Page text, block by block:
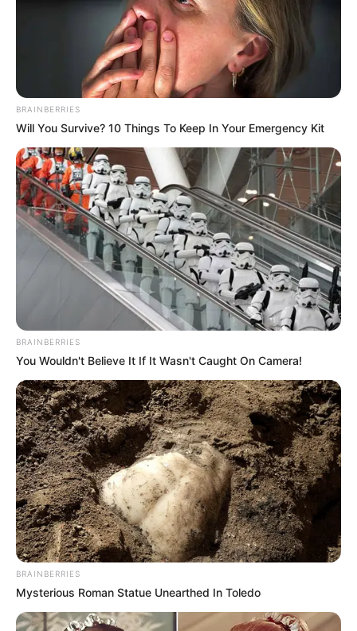
BRAINBERRIES
Will You Survive? 10 Things To Keep In Your Emergency Kit
BRAINBERRIES
You Wouldn't Believe It If It Wasn't Caught On Camera!
BRAINBERRIES
Mysterious Roman Statue Unearthed In Toledo